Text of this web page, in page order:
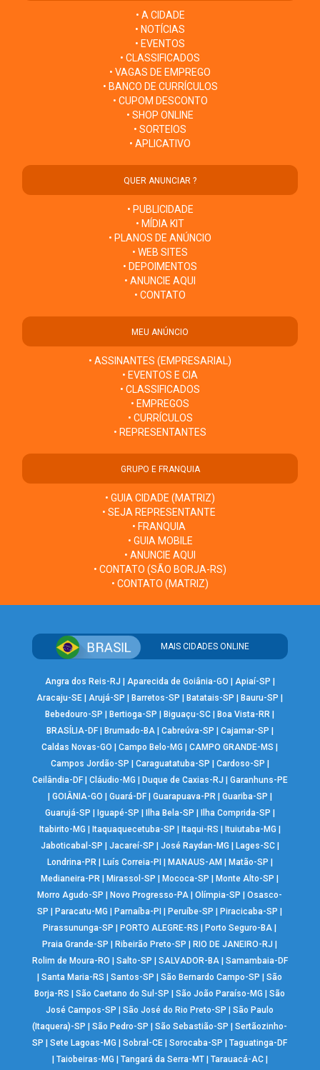
• A CIDADE
• NOTÍCIAS
• EVENTOS
• CLASSIFICADOS
• VAGAS DE EMPREGO
• BANCO DE CURRÍCULOS
• CUPOM DESCONTO
• SHOP ONLINE
• SORTEIOS
• APLICATIVO
QUER ANUNCIAR ?
• PUBLICIDADE
• MÍDIA KIT
• PLANOS DE ANÚNCIO
• WEB SITES
• DEPOIMENTOS
• ANUNCIE AQUI
• CONTATO
MEU ANÚNCIO
• ASSINANTES (EMPRESARIAL)
• EVENTOS E CIA
• CLASSIFICADOS
• EMPREGOS
• CURRÍCULOS
• REPRESENTANTES
GRUPO E FRANQUIA
• GUIA CIDADE (MATRIZ)
• SEJA REPRESENTANTE
• FRANQUIA
• GUIA MOBILE
• ANUNCIE AQUI
• CONTATO (SÃO BORJA-RS)
• CONTATO (MATRIZ)
MAIS CIDADES ONLINE
Angra dos Reis-RJ | Aparecida de Goiânia-GO | Apiaí-SP |
Aracaju-SE | Arujá-SP |Barretos-SP |Batatais-SP |Bauru-SP |
Bebedouro-SP |Bertioga-SP |Biguaçu-SC |Boa Vista-RR |
BRASÍLIA-DF| Brumado-BA| Cabreúva-SP | Cajamar-SP |
Caldas Novas-GO |Campo Belo-MG |CAMPO GRANDE-MS |
Campos Jordão-SP | Caraguatatuba-SP | Cardoso-SP |
Ceilândia-DF| Cláudio-MG | Duque de Caxias-RJ | Garanhuns-PE
| GOIÂNIA-GO | Guará-DF| Guarapuava-PR | Guariba-SP |
Guarujá-SP | Iguapé-SP | Ilha Bela-SP | Ilha Comprida-SP |
Itabirito-MG | Itaquaquecetuba-SP | Itaqui-RS | Ituiutaba-MG |
Jaboticabal-SP | Jacareí-SP | José Raydan-MG | Lages-SC|
Londrina-PR | Luís Correia-PI | MANAUS-AM | Matão-SP |
Medianeira-PR |Mirassol-SP |Mococa-SP |Monte Alto-SP |
Morro Agudo-SP |Novo Progresso-PA |Olímpia-SP |Osasco-
SP |Paracatu-MG |Parnaíba-PI |Peruíbe-SP |Piracicaba-SP |
Pirassununga-SP |PORTO ALEGRE-RS |Porto Seguro-BA |
Praia Grande-SP |Ribeirão Preto-SP |RIO DE JANEIRO-RJ |
Rolim de Moura-RO | Salto-SP | SALVADOR-BA| Samambaia-DF
|Santa Maria-RS |Santos-SP |São Bernardo Campo-SP |São
Borja-RS |São Caetano do Sul-SP |São João Paraíso-MG |São
José Campos-SP |São José do Rio Preto-SP |São Paulo
(Itaquera)-SP |São Pedro-SP |São Sebastião-SP |Sertãozinho-
SP |Sete Lagoas-MG |Sobral-CE |Sorocaba-SP |Taguatinga-DF
| Taiobeiras-MG | Tangará da Serra-MT| Tarauacá-AC|